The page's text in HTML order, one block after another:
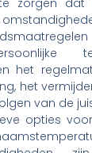
het
het
van de
opties